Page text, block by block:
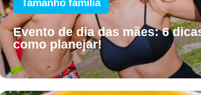
Tamanho família
Evento de dia das mães: 6
como planejar!